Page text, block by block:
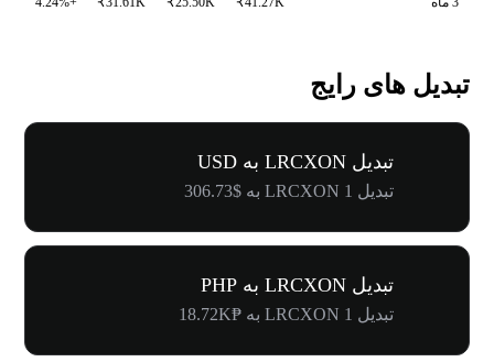
تبدیل های رایج
تبدیل LRCXON به USD
تبدیل 1 LRCXON به $306.73
تبدیل LRCXON به PHP
تبدیل 1 LRCXON به ₱18.72K